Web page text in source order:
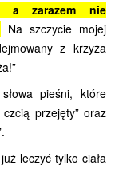
a zarazem nie
Na szczycie mojej
z krzyża
pieśni, które
czcią przejęty” oraz
leczyć tylko ciała